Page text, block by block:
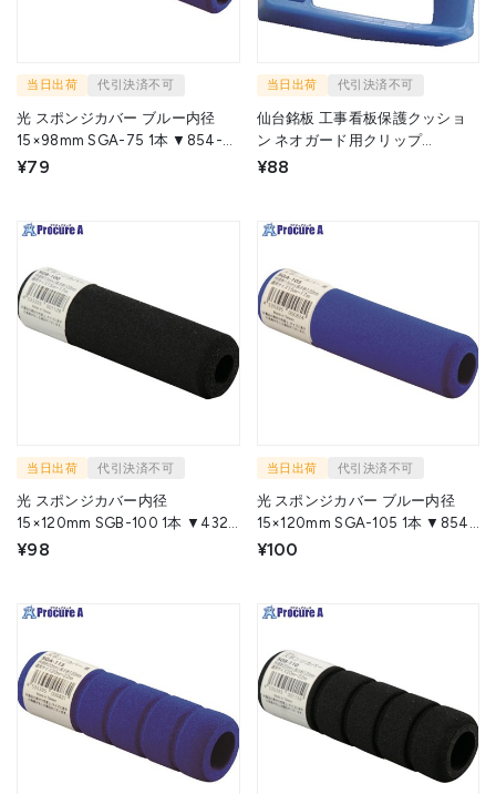
当日出荷 代引決済不可
光 スポンジカバー ブルー内径
15×98mm SGA-75 1本 ▼854-
8043
¥79
当日出荷 代引決済不可
仙台銘板 工事看板保護クッショ
ン ネオガード用クリップ
¥88
当日出荷 代引決済不可
光 スポンジカバー内径
15×120mm SGB-100 1本 ▼432-
4617
¥98
当日出荷 代引決済不可
光 スポンジカバー ブルー内径
15×120mm SGA-105 1本 ▼854-
8040
¥100